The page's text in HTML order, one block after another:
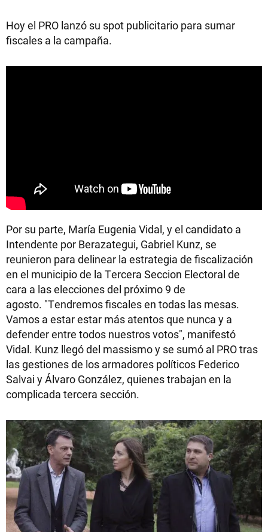
Hoy el PRO lanzó su spot publicitario para sumar
fiscales a la campaña.
Por su parte, María Eugenia Vidal, y el candidato a
Intendente por Berazategui, Gabriel Kunz, se
reunieron para delinear la estrategia de fiscalización
en el municipio de la Tercera Seccion Electoral de
cara a las elecciones del próximo 9 de
agosto. "Tendremos fiscales en todas las mesas.
Vamos a estar estar más atentos que nunca y a
defender entre todos nuestros votos", manifestó
Vidal. Kunz llegó del massismo y se sumó al PRO tras
las gestiones de los armadores políticos Federico
Salvai y Álvaro González, quienes trabajan en la
complicada tercera sección.